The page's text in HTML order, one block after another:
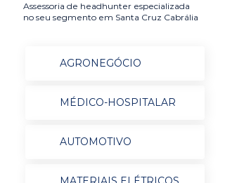
Assessoria de headhunter especializada
no seu segmento em Santa Cruz Cabrália
AGRONEGÓCIO
MÉDICO-HOSPITALAR
AUTOMOTIVO